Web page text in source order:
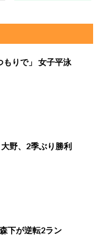
もりで」 女子平泳
野、2季ぶり勝利
下が逆転2ラン